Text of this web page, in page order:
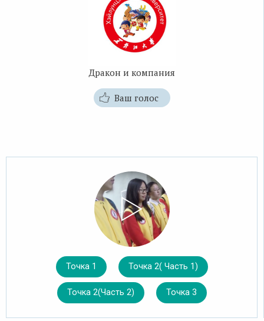
Дракон и компания
Ваш голос
Точка 1 Точка 2( Часть 1)
Точка 2(Часть 2) Точка 3